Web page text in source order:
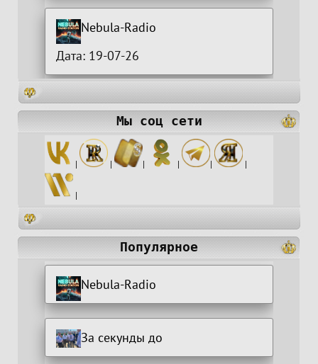
Nebula-Radio
Дата: 19-07-26
Мы соц сети
| | | | | |
|
Популярное
Nebula-Radio
За секунды до